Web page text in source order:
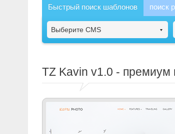
Быстрый поиск шаблонов поиск
Выберите CMS
TZ Kavin v1.0 - премиум